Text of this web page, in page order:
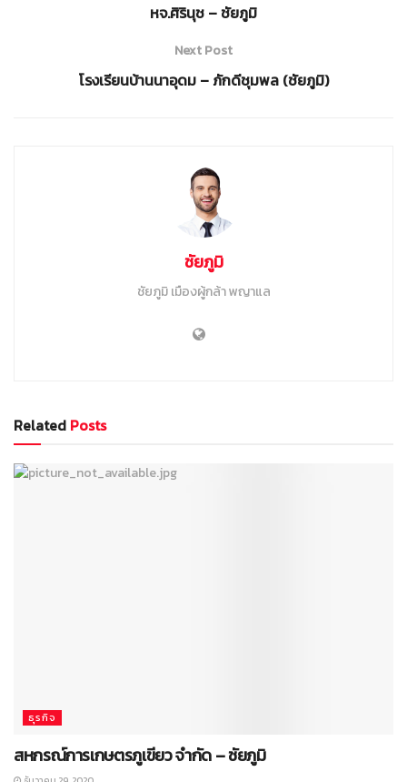
หจ.ศิรินุช – ชัยภูมิ
Next Post
โรงเรียนบ้านนาอุดม – ภักดีชุมพล (ชัยภูมิ)
ชัยภูมิ
ชัยภูมิ เมืองผู้กล้า พญาแล
Related Posts
ธุรกิจ
สหกรณ์การเกษตรภูเขียว จำกัด – ชัยภูมิ